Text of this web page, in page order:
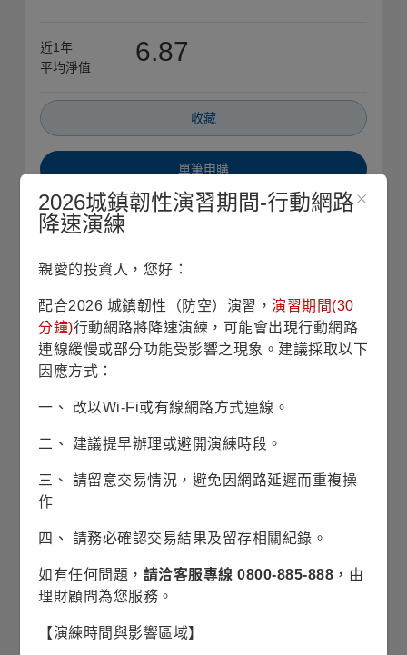
近1年
平均淨值
6.87
收藏
單筆申購
債券配置(2026/06/30)
到期殖利率
平均存續期間
券均持有至到期且期間所收的債息均滾入再投資計算而得的平
均年收益率。「最低到期殖利率」，計算方式除如前述外，另
考量可贖回債券被提前償還情境時的水準。納入計算之資產皆
率。
2026城鎮韌性演習期間-行動網路
降速演練
親愛的投資人，您好：
配合2026 城鎮韌性（防空）演習，演習期間(30
分鐘)行動網路將降速演練，可能會出現行動網路
連線緩慢或部分功能受影響之現象。建議採取以下
因應方式：
一、 改以Wi-Fi或有線網路方式連線。
二、 建議提早辦理或避開演練時段。
三、 請留意交易情況，避免因網路延遲而重複操
作
四、 請務必確認交易結果及留存相關紀錄。
如有任何問題， 請洽客服專線 0800-885-888 ，由
理財顧問為您服務。
【演練時間與影響區域】